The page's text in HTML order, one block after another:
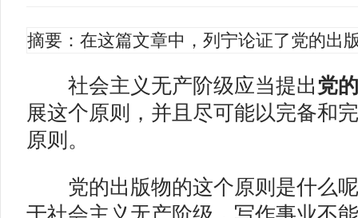
摘要：在这篇文章中，列宁论证了党的出
社会主义无产阶级应当提出 党
展这个原则，并且尽可能以完备和
原则。
党的出版物的这个原则是什么呢